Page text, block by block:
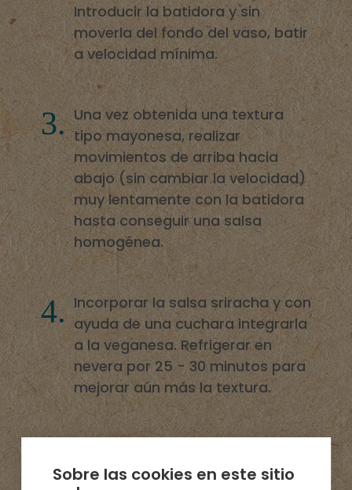
Introducir la batidora y sin
moverla del fondo del vaso, batir
a velocidad mínima.
Una vez obtenida una textura
tipo mayonesa, realizar
movimientos de arriba hacia
abajo (sin cambiar la velocidad)
muy lentamente con la batidora
hasta conseguir una salsa
homogénea.
Incorporar la salsa sriracha y con
ayuda de una cuchara integrarla
a la veganesa. Refrigerar en
nevera por 25 - 30 minutos para
mejorar aún más la textura.
fría, entre 6 -7 veces . Cocinarlo
Sobre las cookies en este sitio